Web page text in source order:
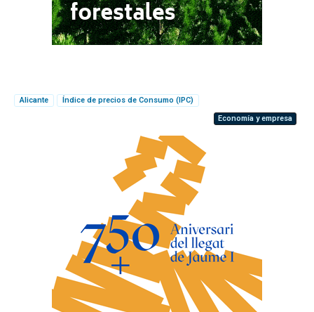
Alicante
Índice de precios de Consumo (IPC)
Economía y empresa